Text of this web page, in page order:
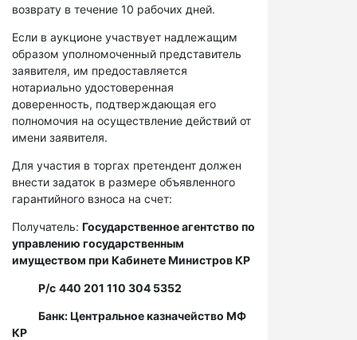
возврату в течение 10 рабочих дней.
Если в аукционе участвует надлежащим
образом уполномоченный представитель
заявителя, им предоставляется
нотариально удостоверенная
доверенность, подтверждающая его
полномочия на осуществление действий от
имени заявителя.
Для участия в торгах претендент должен
внести задаток в размере объявленного
гарантийного взноса на счет:
Получатель: Государственное агентство по
управлению государственным
имуществом при Кабинете Министров КР
Р/с 440 201 110 304 5352
Банк: Центральное казначейство МФ
КР